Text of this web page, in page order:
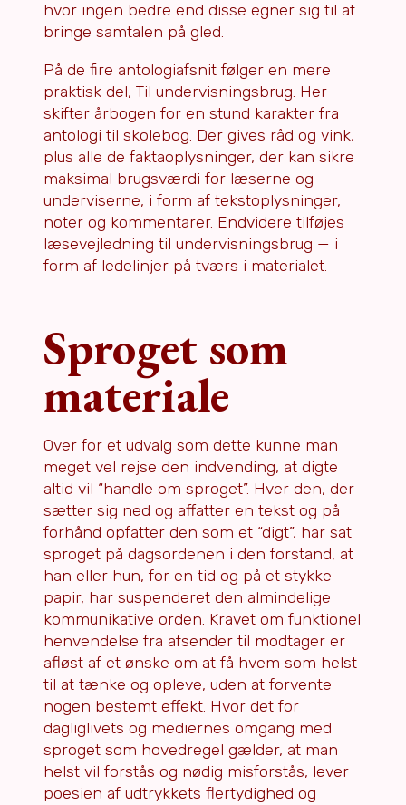
hvor ingen bedre end disse egner sig til at
bringe samtalen på gled.
På de fire antologiafsnit følger en mere
praktisk del, Til undervisningsbrug. Her
skifter årbogen for en stund karakter fra
antologi til skolebog. Der gives råd og vink,
plus alle de faktaoplysninger, der kan sikre
maksimal brugsværdi for læserne og
underviserne, i form af tekstoplysninger,
noter og kommentarer. Endvidere tilføjes
læsevejledning til undervisningsbrug — i
form af ledelinjer på tværs i materialet.
Sproget som
materiale
Over for et udvalg som dette kunne man
meget vel rejse den indvending, at digte
altid vil “handle om sproget”. Hver den, der
sætter sig ned og affatter en tekst og på
forhånd opfatter den som et “digt”, har sat
sproget på dagsordenen i den forstand, at
han eller hun, for en tid og på et stykke
papir, har suspenderet den almindelige
kommunikative orden. Kravet om funktionel
henvendelse fra afsender til modtager er
afløst af et ønske om at få hvem som helst
til at tænke og opleve, uden at forvente
nogen bestemt effekt. Hvor det for
dagliglivets og mediernes omgang med
sproget som hovedregel gælder, at man
helst vil forstås og nødig misforstås, lever
poesien af udtrykkets flertydighed og